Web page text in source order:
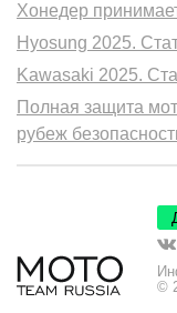
Хонедер
Hyosung 2025.
Kawasaki 2025.
Полная защита
рубеж
©